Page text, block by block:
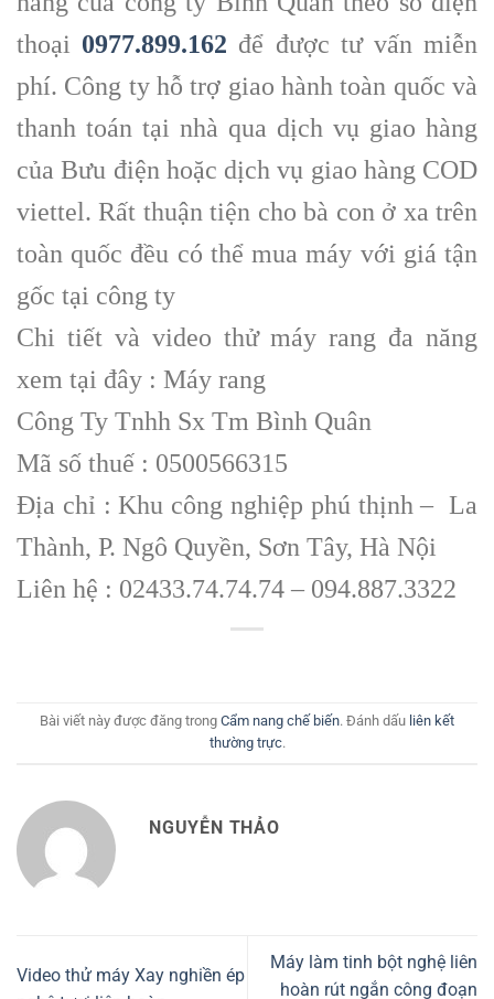
thoại 0977.899.162 để được tư vấn miễn
phí. Công ty hỗ trợ giao hành toàn quốc và
thanh toán tại nhà qua dịch vụ giao hàng
của Bưu điện hoặc dịch vụ giao hàng COD
viettel. Rất thuận tiện cho bà con ở xa trên
toàn quốc đều có thể mua máy với giá tận
gốc tại công ty
Chi tiết và video thử máy rang đa năng
xem tại đây : Máy rang
Công Ty Tnhh Sx Tm Bình Quân
Mã số thuế : 0500566315
Địa chỉ : Khu công nghiệp phú thịnh – La
Thành, P. Ngô Quyền, Sơn Tây, Hà Nội
Liên hệ : 02433.74.74.74 – 094.887.3322
Bài viết này được đăng trong Cẩm nang chế biến. Đánh dấu liên kết
thường trực.
NGUYỄN THẢO
Video thử máy Xay nghiền ép
Máy làm tinh bột nghệ liên
hoàn rút ngắn công đoạn